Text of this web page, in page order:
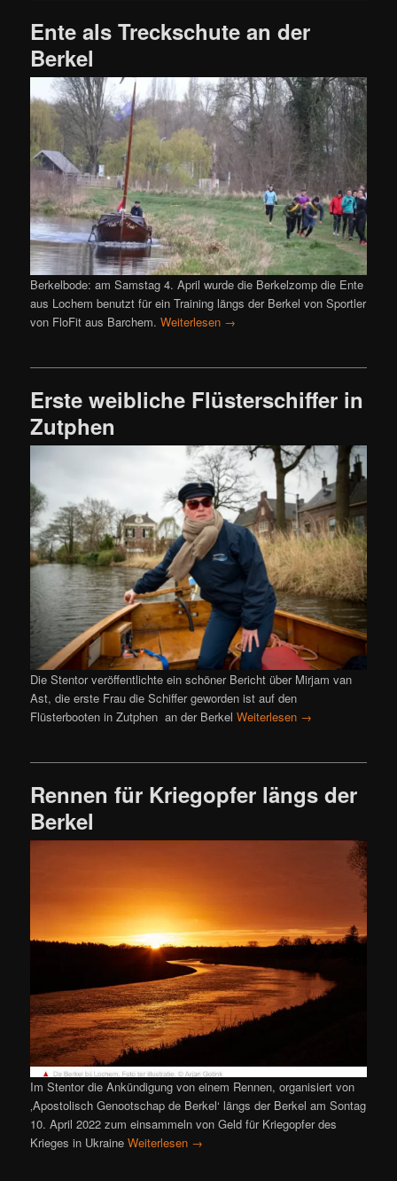
Ente als Treckschute an der
Berkel
Berkelbode: am Samstag 4. April wurde die Berkelzomp die Ente
aus Lochem benutzt für ein Training längs der Berkel von Sportler
von FloFit aus Barchem.Weiterlesen →
Erste weibliche Flüsterschiffer in
Zutphen
Die Stentor veröffentlichte ein schöner Bericht über Mirjam van
Ast, die erste Frau die Schiffer geworden ist auf den
Flüsterbooten in Zutphen an der BerkelWeiterlesen →
Rennen für Kriegopfer längs der
Berkel
Im Stentor die Ankündigung von einem Rennen, organisiert von
‚Apostolisch Genootschap de Berkel‘ längs der Berkel am Sontag
10. April 2022 zum einsammeln von Geld für Kriegopfer des
Krieges in UkraineWeiterlesen →